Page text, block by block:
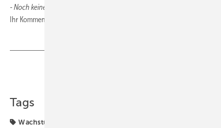
- Noch keine vorhanden -
Ihr Kommentar oder Link zum Thema:
Tags
Wachstum